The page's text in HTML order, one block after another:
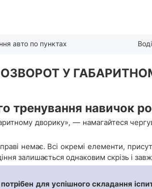
авто по пунктах
У
тренування навичок
дворику», — намагайтеся
немає. Всі окремі елементи,
залишається однаковим скрізь і
для успішного складання